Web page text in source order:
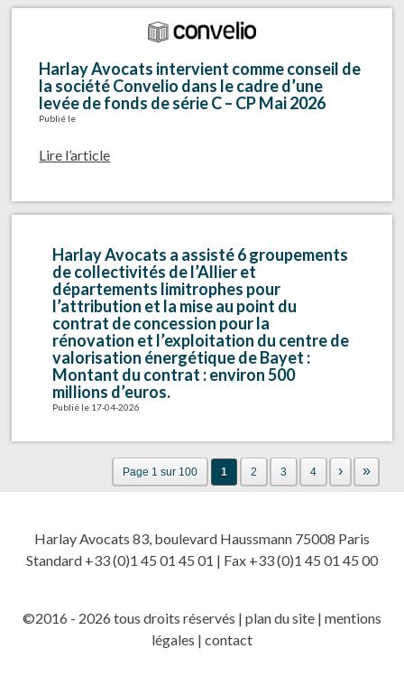
Harlay Avocats intervient comme conseil de
la société Convelio dans le cadre d’une
levée de fonds de série C – CP Mai 2026
Publié le
Lire l’article
Harlay Avocats a assisté 6 groupements
de collectivités de l’Allier et
départements limitrophes pour
l’attribution et la mise au point du
contrat de concession pour la
rénovation et l’exploitation du centre de
valorisation énergétique de Bayet :
Montant du contrat : environ 500
millions d’euros.
Publié le 17-04-2026
Page 1 sur 100 1 2 3 4 › »
Harlay Avocats 83, boulevard Haussmann 75008 Paris
Standard +33 (0)1 45 01 45 01 | Fax +33 (0)1 45 01 45 00
©2016 - 2026 tous droits réservés | plan du site | mentions
légales | contact